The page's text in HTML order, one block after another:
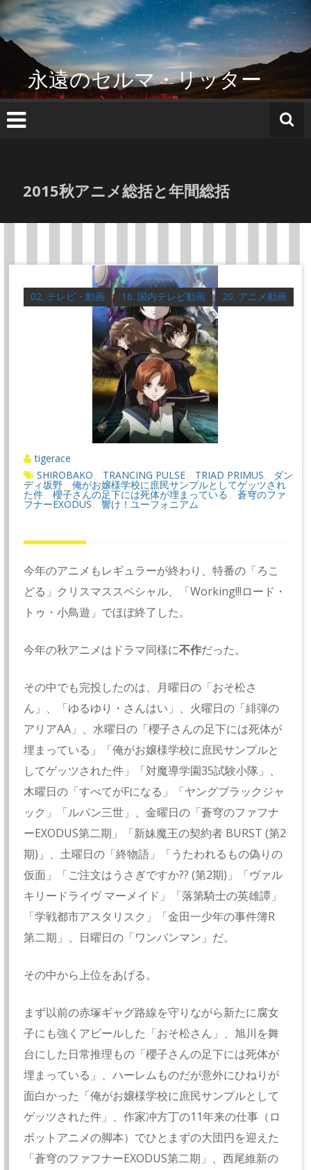
コ
ン
テ
へ
ス
キ
永遠のセルマ・リッター
2015秋アニメ総括と年間総括
02. テレビ・動画 16. 国内テレビ動画 20. アニメ動画
tigerace
SHIROBAKO
TRANCING PULSE TRIAD PRIMUS ダン
ディ坂野 、俺がお嬢様学校に庶民サンプルとしてゲッツされ
た件 、櫻子さんの足下には死体が埋まっている 、蒼穹のファ
フナーEXODUS 、響け！ユーフォニアム
今年のアニメもレギュラーが終わり、特番の「ろこ
どる」クリスマススペシャル、「Working!!!ロード・
トゥ・小鳥遊」でほぼ終了した。
今年の秋アニメはドラマ同様に不作だった。
その中でも完投したのは、月曜日の「おそ松さ
ん」、「ゆるゆり・さんはい」、火曜日の「緋弾の
アリアAA」、水曜日の「櫻子さんの足下には死体が
埋まっている」「俺がお嬢様学校に庶民サンプルと
してゲッツされた件」「対魔導学園35試験小隊」、
木曜日の「すべてがFになる」「ヤングブラックジャ
ック」「ルパン三世」、金曜日の「蒼穹のファフナ
ーEXODUS第二期」「新妹魔王の契約者 BURST (第2
期)」、土曜日の「終物語」「うたわれるもの偽りの
仮面」「ご注文はうさぎですか?? (第2期)」「ヴァル
キリードライヴ マーメイド」「落第騎士の英雄譚」
「学戦都市アスタリスク」「金田一少年の事件簿R
第二期」、日曜日の「ワンパンマン」だ。
その中から上位をあげる。
まず以前の赤塚ギャグ路線を守りながら新たに腐女
子にも強くアピールした「おそ松さん」、旭川を舞
台にした日常推理もの「櫻子さんの足下には死体が
埋まっている」、ハーレムものだが意外にひねりが
面白かった「俺がお嬢様学校に庶民サンプルとして
ゲッツされた件」、作家冲方丁の11年来の仕事（ロ
ボットアニメの脚本）でひとまずの大団円を迎えた
「蒼穹のファフナーEXODUS第二期」、西尾維新の